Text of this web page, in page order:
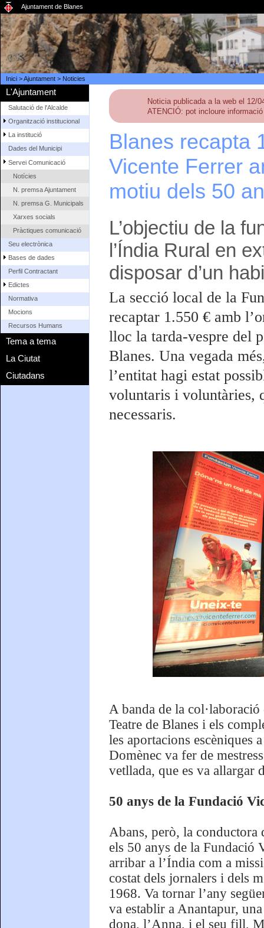
Ajuntament de Blanes
Inici>Ajuntament> Noticies
L'Ajuntament
Salutació de l'Alcalde
Organització institucional
La institució
Dades del Municipi
Servei Comunicació
Notícies
N. premsa Ajuntament
N. premsa G. Municipals
Xarxes socials
Pràctiques comunicació
Seu electrònica
Bases de dades
Perfil Contractant
Edictes
Normativa
Mocions
Recursos Humans
Tema a tema
La Ciutat
Ciutadans
Noticia publicada a la web el 12/
ATENCIÓ: pot incloure
Blanes recapta
Vicente Ferrer
motiu dels 50
L’objectiu de la
l’Índia Rural en
disposar d’un
La secció local de la
recaptar 1.550 € amb
lloc la tarda-vespre del
Blanes. Una vegada
l’entitat hagi estat
voluntaris i voluntàries,
necessaris.
A banda de la
Teatre de Blanes i els
les aportacions escèniques
Domènec va fer de
vetllada, que es va allargar
50 anys de la Fundació
Abans, però, la conductora
els 50 anys de la Fundació
arribar a l’Índia com a
costat dels jornalers i dels
1968. Va tornar l’any
va establir a Anantapur,
dona, l’Anna, i el seu fill,